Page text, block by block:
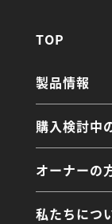
TOP
製品情報
購入検討中
オーナーの
私たちにつ